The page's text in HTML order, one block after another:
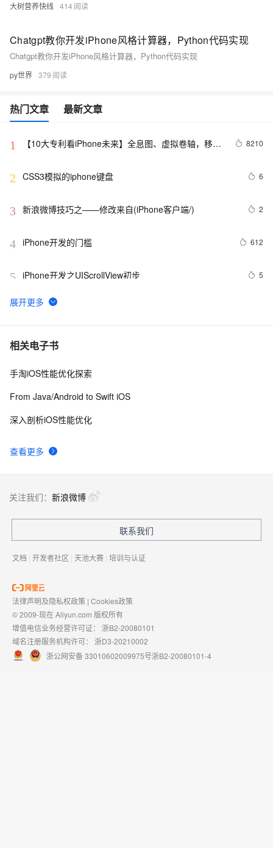
大树营养快线 414
Chatgpt教你开发iPhone风格计算器，Python代码实现
Chatgpt教你开发iPhone风格计算器，Python代码实现
py世界 379
热门文章 最新文章
1
【10大专利看iPhone未来】全息图、虚拟卷轴，移动
8210
2 CSS3模拟的iphone键盘 6
3 新浪微博技巧之——修改来自(iPhone客户端/) 2
4 iPhone开发的门槛 612
5 iPhone开发之UIScrollView初步 5
6 [Voice Tips 2] IPHONE
7 iPhone 12 mini奇葩的倍率和高ppi是妥协的产物
8 苹果发布45个iPhone和iTouch漏洞补丁
悔了吗？
相关电子书
查看更多
手淘iOS性能优化探索
From Java/Android to Swift iOS
深入剖析iOS性能优化
关注我们： 新浪微博
联系我们
文档 | 开发者社区 | 天池大赛 | 培训与认证
法律声明及隐私权政策 | Cookies政策
© 2009-现在 Aliyun.com 版权所有
增值电信业务经营许可证： 浙B2-20080101
域名注册服务机构许可： 浙D3-20210002
浙公网安备 33010602009975号浙B2-20080101-4